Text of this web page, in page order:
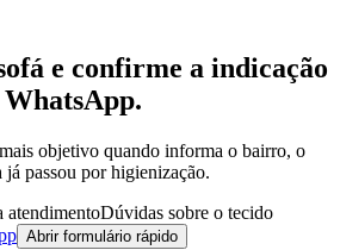
e confirme a indicação
objetivo quando informa o bairro, o
já passou por higienização.
atendimentoDúvidas sobre o tecido
Abrir formulário rápido